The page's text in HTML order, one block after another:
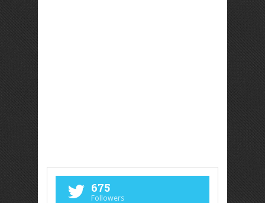
675
Followers